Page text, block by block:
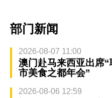
部门新闻
2026-08-07 11:00
澳门赴马来西亚出席
市美食之都年会”
2026-08-06 12:59